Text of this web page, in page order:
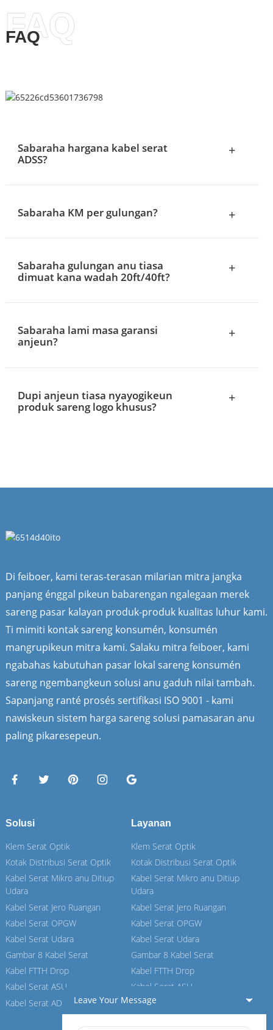
FAQ
FAQ
Sabaraha hargana kabel serat
ADSS?
+
Sabaraha KM per gulungan? +
Sabaraha gulungan anu tiasa
dimuat kana wadah 20ft/40ft?
+
Sabaraha lami masa garansi
anjeun?
+
Dupi anjeun tiasa nyayogikeun
produk sareng logo khusus?
+
Di feiboer, kami teras-terasan milarian mitra jangka
panjang énggal pikeun babarengan ngalegaan merek
sareng pasar kalayan produk-produk kualitas luhur kami.
Ti mimiti kontak sareng konsumén, konsumén
mangrupikeun mitra kami. Salaku mitra feiboer, kami
ngabahas kabutuhan pasar lokal sareng konsumén
sareng ngembangkeun solusi anu gaduh nilai tambah.
Sapanjang ranté prosés sertifikasi ISO 9001 - kami
nawiskeun sistem harga sareng solusi pamasaran anu
paling pikaresepeun.
Solusi
Klem Serat Optik
Kotak Distribusi Serat Optik
Kabel Serat Mikro anu Ditiup
Udara
Kabel Serat Jero Ruangan
Kabel Serat OPGW
Kabel Serat Udara
Gambar 8 Kabel Serat
Kabel FTTH Drop
Kabel Serat ASU
Kabel Serat ADSS
Layanan
Klem Serat Optik
Kotak Distribusi Serat Optik
Kabel Serat Mikro anu Ditiup
Udara
Kabel Serat Jero Ruangan
Kabel Serat OPGW
Kabel Serat Udara
Gambar 8 Kabel Serat
Kabel FTTH Drop
Kabel Serat ASU
Kabel Serat ADSS
Leave Your Message